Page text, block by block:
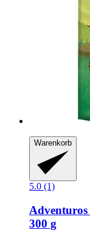
Warenkorb
5.0 (1)
Adventuros
300 g